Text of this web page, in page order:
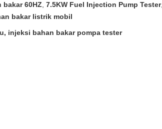
60HZ 7.5KW Fuel Injection Pump Tester,
bakar listrik mobil
injeksi bahan bakar pompa tester